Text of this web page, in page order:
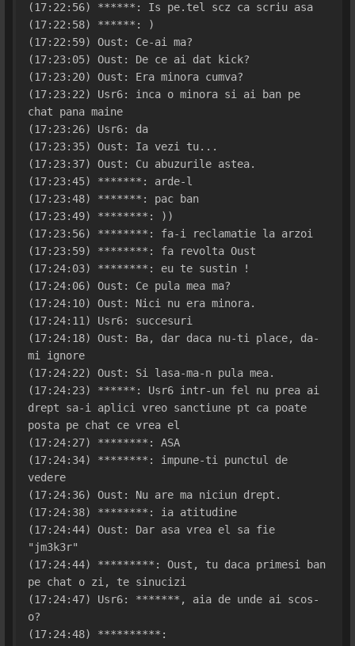
(17:22:56) ******: Is pe.tel scz ca scriu asa
(17:22:58) ******: )
(17:22:59) Oust: Ce-ai ma?
(17:23:05) Oust: De ce ai dat kick?
(17:23:20) Oust: Era minora cumva?
(17:23:22) Usr6: inca o minora si ai ban pe
chat pana maine
(17:23:26) Usr6: da
(17:23:35) Oust: Ia vezi tu...
(17:23:37) Oust: Cu abuzurile astea.
(17:23:45) *******: arde-l
(17:23:48) *******: pac ban
(17:23:49) ********: ))
(17:23:56) ********: fa-i reclamatie la arzoi
(17:23:59) ********: fa revolta Oust
(17:24:03) ********: eu te sustin !
(17:24:06) Oust: Ce pula mea ma?
(17:24:10) Oust: Nici nu era minora.
(17:24:11) Usr6: succesuri
(17:24:18) Oust: Ba, dar daca nu-ti place, da-
mi ignore
(17:24:22) Oust: Si lasa-ma-n pula mea.
(17:24:23) ******: Usr6 intr-un fel nu prea ai
drept sa-i aplici vreo sanctiune pt ca poate
posta pe chat ce vrea el
(17:24:27) ********: ASA
(17:24:34) ********: impune-ti punctul de
vedere
(17:24:36) Oust: Nu are ma niciun drept.
(17:24:38) ********: ia atitudine
(17:24:44) Oust: Dar asa vrea el sa fie
"jm3k3r"
(17:24:44) *********: Oust, tu daca primesi ban
pe chat o zi, te sinucizi
(17:24:47) Usr6: *******, aia de unde ai scos-
o?
(17:24:48) **********: